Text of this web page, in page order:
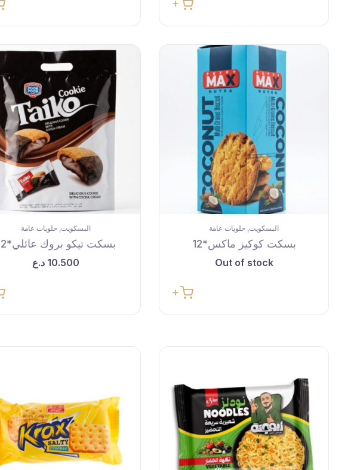
البسكويت, حلويات عامة
بسكت كوكيز ماكس*12
Out of stock
البسكويت, حلويات عامة
بسكت تيكو بروك عائلي*12
10.500 د.ع